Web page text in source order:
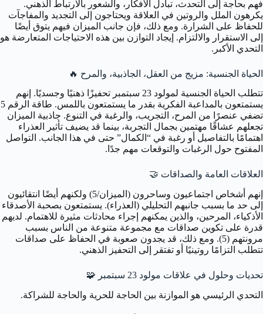
فهم بحاجة إلى التحدث، تبادل الأفكار، والشعور بالارتباط الذهني.
يكرهون الملل والروتين في العلاقة ويحتاجون إلى التجديد والمفاجآت
للحفاظ على الشرارة. ومع ذلك، فإن جانب الميزان فيهم يتوق أيضًا
إلى الاستقرار والالتزام. إيجاد التوازن بين هذه الاحتياجات المتعارضة هو
التحدي الأكبر.
الحياة الجنسية: مزيج من العقل، الجاذبية، والمرح 🔥
تتطلب الحياة الجنسية لمولود 23 سبتمبر تحفيزًا ذهنيًا وجسديًا. إنهم
يستمتعون بالمداعبة الفكرية بقدر ما يستمتعون باللمس. طاقة الرقم 5
تضفي عنصرًا من المرح، التجريب، والرغبة في التنوع. جاذبية الميزان
تجعلهم عشاقًا مهتمين بجمال التجربة، بينما قد يضيف تأثير العذراء
اهتمامًا بالتفاصيل أو رغبة في “الكمال” حتى في هذا الجانب. التواصل
المفتوح حول الرغبات والتوقعات مهم جدًا.
العلاقات العامة والصداقات 🤝
إنهم أشخاص اجتماعيون وساحرون (الميزان/5) ولكنهم أيضًا انتقائيون
إلى حد ما بسبب جانبهم التحليلي (العذراء). يستمتعون بصحبة الأصدقاء
الأذكياء، المرحين، والذين يمكنهم إجراء محادثات مثيرة للاهتمام. لديهم
قدرة على تكوين صداقات مع مجموعة متنوعة من الناس بسبب
مرونتهم (5). ومع ذلك، قد يجدون صعوبة في الحفاظ على صداقات
تتطلب التزامًا روتينيًا أو تفتقر إلى التحفيز الذهني.
تحديات وحلول في علاقات مولود 23 سبتمبر 🧩
التحدي الرئيسي هو الموازنة بين الحاجة للحرية والحاجة للشراكة.